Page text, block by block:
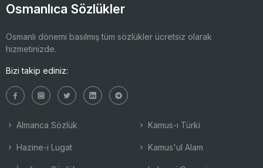
Osmanlıca Sözlükler
Osmanlı dönemi basılmış tüm sözlükler ücretsiz olarak
hizmetinizde.
Bizi takip ediniz:
Almanca Sözlük
Hazine-i Lugat
Kamus-ı Türki
Kamus'ul Alam